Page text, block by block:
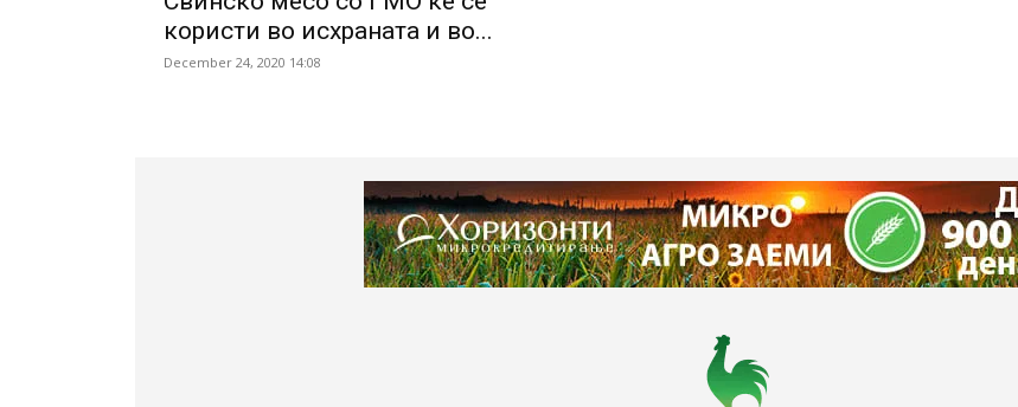
користи во исхраната и во...
December 24, 2020 14:08